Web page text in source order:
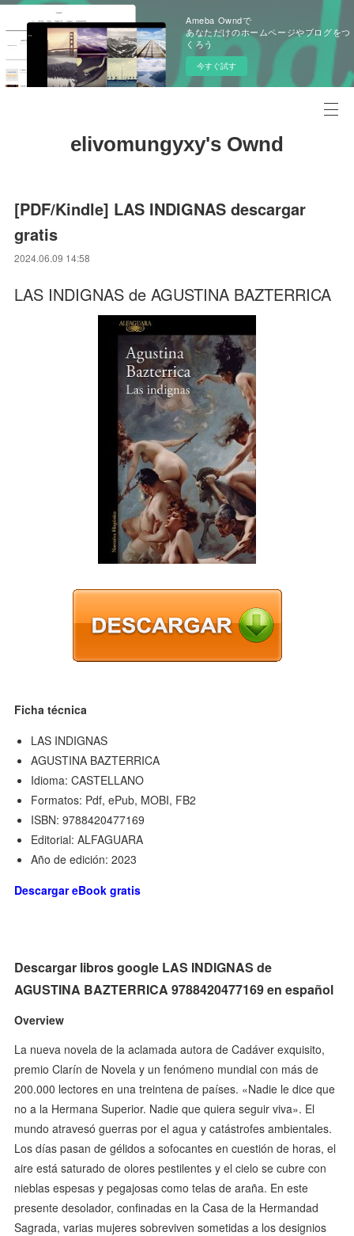
Ameba Owndで
あなただけのホームページやブログをつ
くろう
今すぐ試す
elivomungyxy's Ownd
[PDF/Kindle] LAS INDIGNAS descargar
gratis
2024.06.09 14:58
LAS INDIGNAS de AGUSTINA BAZTERRICA
Ficha técnica
LAS INDIGNAS
AGUSTINA BAZTERRICA
Idioma: CASTELLANO
Formatos: Pdf, ePub, MOBI, FB2
ISBN: 9788420477169
Editorial: ALFAGUARA
Año de edición: 2023
Descargar eBook gratis
Descargar libros google LAS INDIGNAS de
AGUSTINA BAZTERRICA 9788420477169 en español
Overview
La nueva novela de la aclamada autora de Cadáver exquisito,
premio Clarín de Novela y un fenómeno mundial con más de
200.000 lectores en una treintena de países. «Nadie le dice que
no a la Hermana Superior. Nadie que quiera seguir viva». El
mundo atravesó guerras por el agua y catástrofes ambientales.
Los días pasan de gélidos a sofocantes en cuestión de horas, el
aire está saturado de olores pestilentes y el cielo se cubre con
nieblas espesas y pegajosas como telas de araña. En este
presente desolador, confinadas en la Casa de la Hermandad
Sagrada, varias mujeres sobreviven sometidas a los designios